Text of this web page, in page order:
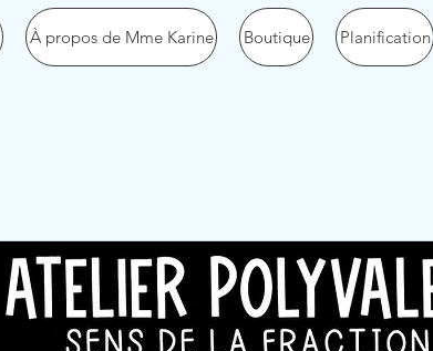
À propos de Mme Karine Boutique Planification